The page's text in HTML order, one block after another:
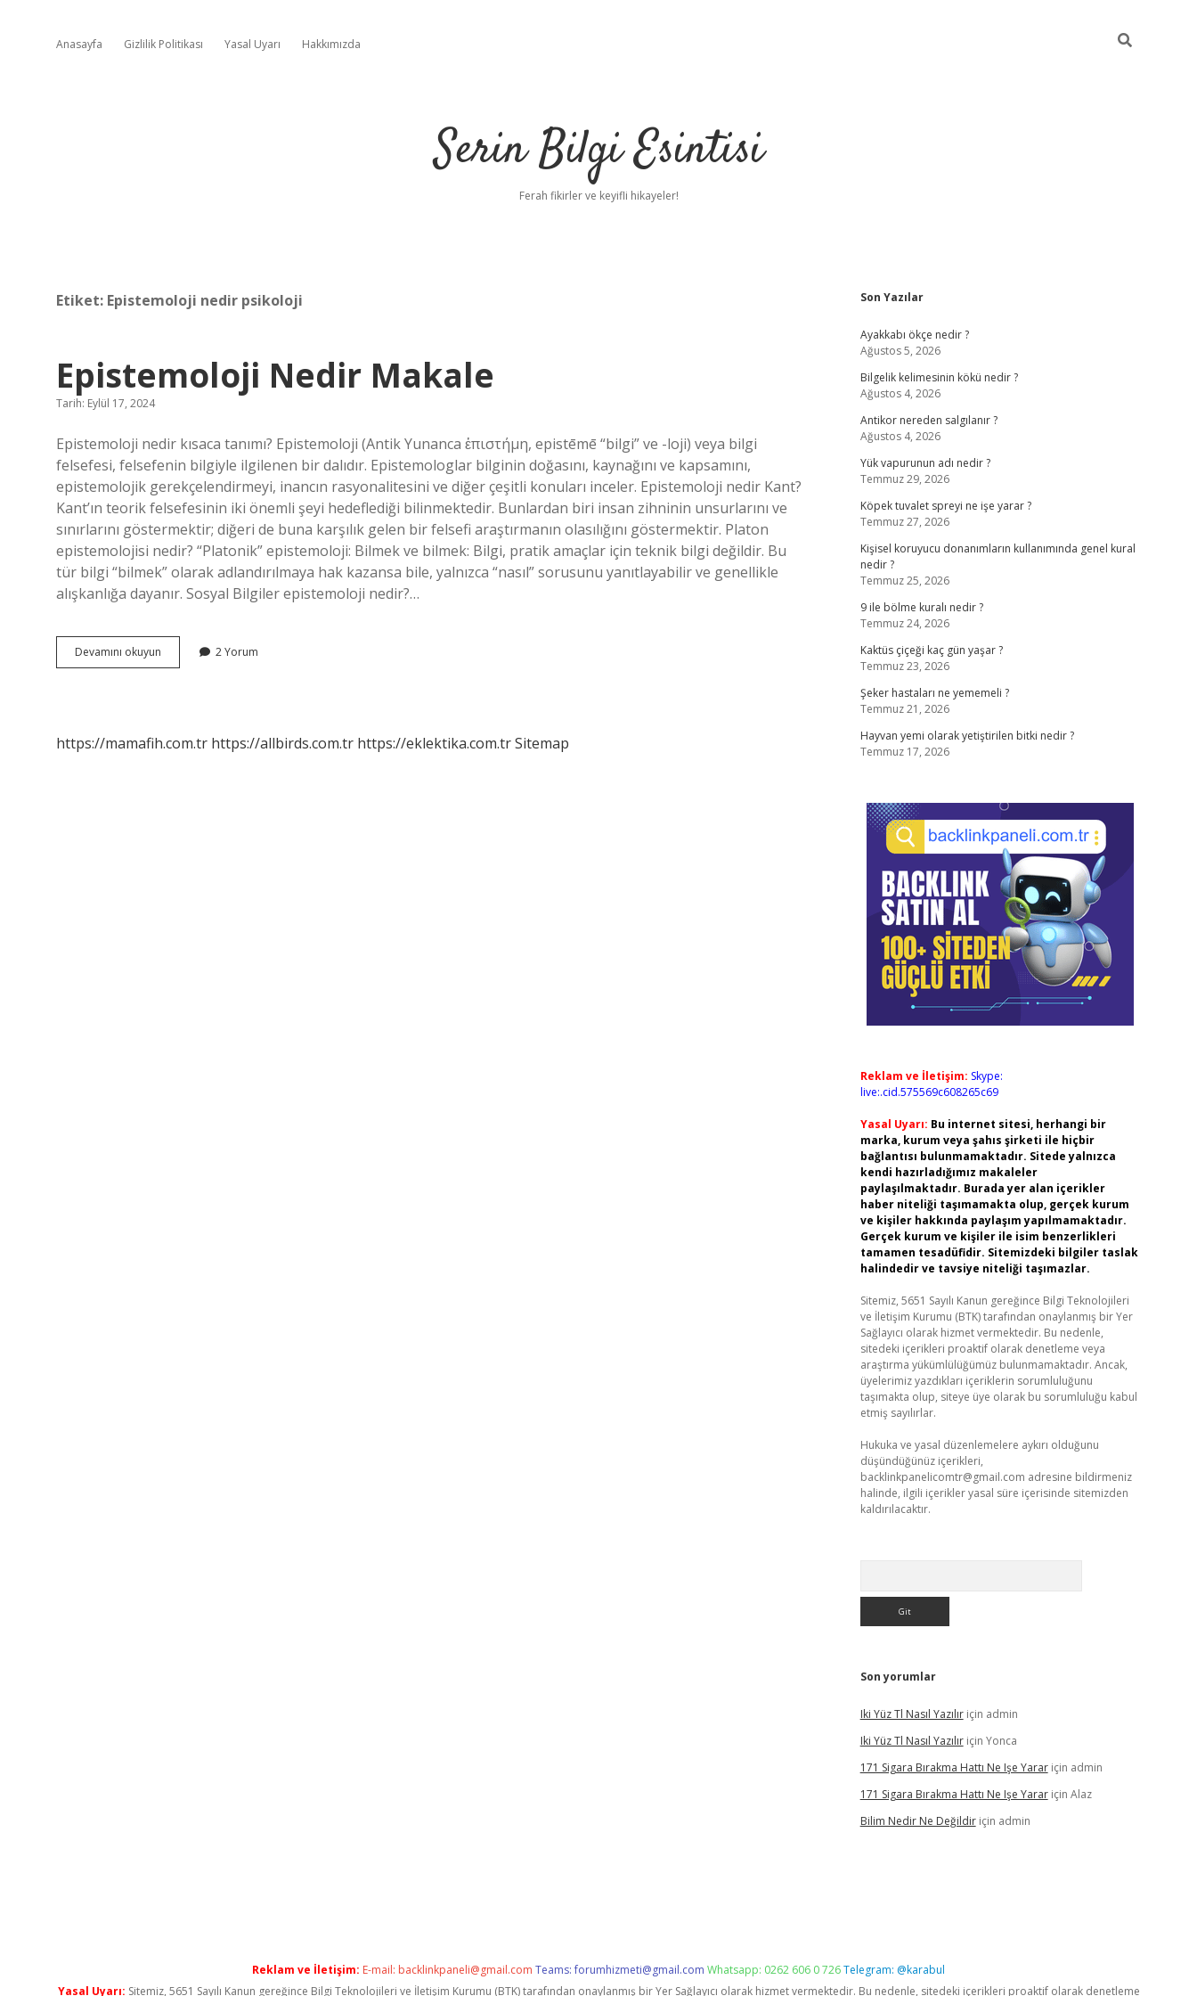
Anasayfa Gizlilik Politikası Yasal Uyarı Hakkımızda
Serin Bilgi Esintisi
Ferah fikirler ve keyifli hikayeler!
Etiket: Epistemoloji nedir psikoloji
Epistemoloji Nedir Makale
Tarih: Eylül 17, 2024
Epistemoloji nedir kısaca tanımı? Epistemoloji (Antik Yunanca ἐπιστήμη, epistēmē “bilgi” ve -loji) veya bilgi
felsefesi, felsefenin bilgiyle ilgilenen bir dalıdır. Epistemologlar bilginin doğasını, kaynağını ve kapsamını,
epistemolojik gerekçelendirmeyi, inancın rasyonalitesini ve diğer çeşitli konuları inceler. Epistemoloji nedir Kant?
Kant’ın teorik felsefesinin iki önemli şeyi hedeflediği bilinmektedir. Bunlardan biri insan zihninin unsurlarını ve
sınırlarını göstermektir; diğeri de buna karşılık gelen bir felsefi araştırmanın olasılığını göstermektir. Platon
epistemolojisi nedir? “Platonik” epistemoloji: Bilmek ve bilmek: Bilgi, pratik amaçlar için teknik bilgi değildir. Bu
tür bilgi “bilmek” olarak adlandırılmaya hak kazansa bile, yalnızca “nasıl” sorusunu yanıtlayabilir ve genellikle
alışkanlığa dayanır. Sosyal Bilgiler epistemoloji nedir?…
Devamını okuyun Epistemoloji
Nedir
2 Yorum
https://mamafih.com.tr https://allbirds.com.tr https://eklektika.com.trSitemap
Sidebar
Son Yazılar
Ayakkabı ökçe nedir ?
Ağustos 5, 2026
Bilgelik kelimesinin kökü nedir ?
Ağustos 4, 2026
Antikor nereden salgılanır ?
Ağustos 4, 2026
Yük vapurunun adı nedir ?
Temmuz 29, 2026
Köpek tuvalet spreyi ne işe yarar ?
Temmuz 27, 2026
Kişisel koruyucu donanımların kullanımında genel kural
nedir ?
Temmuz 25, 2026
9 ile bölme kuralı nedir ?
Temmuz 24, 2026
Kaktüs çiçeği kaç gün yaşar ?
Temmuz 23, 2026
Şeker hastaları ne yememeli ?
Temmuz 21, 2026
Hayvan yemi olarak yetiştirilen bitki nedir ?
Temmuz 17, 2026
Reklam ve İletişim: Skype:
live:.cid.575569c608265c69
Yasal Uyarı: Bu internet sitesi, herhangi bir
marka, kurum veya şahıs şirketi ile hiçbir
bağlantısı bulunmamaktadır. Sitede yalnızca
kendi hazırladığımız makaleler
paylaşılmaktadır. Burada yer alan içerikler
haber niteliği taşımamakta olup, gerçek kurum
ve kişiler hakkında paylaşım yapılmamaktadır.
Gerçek kurum ve kişiler ile isim benzerlikleri
tamamen tesadüfidir. Sitemizdeki bilgiler taslak
halindedir ve tavsiye niteliği taşımazlar.
Sitemiz, 5651 Sayılı Kanun gereğince Bilgi Teknolojileri
ve İletişim Kurumu (BTK) tarafından onaylanmış bir Yer
Sağlayıcı olarak hizmet vermektedir. Bu nedenle,
sitedeki içerikleri proaktif olarak denetleme veya
araştırma yükümlülüğümüz bulunmamaktadır. Ancak,
üyelerimiz yazdıkları içeriklerin sorumluluğunu
taşımakta olup, siteye üye olarak bu sorumluluğu kabul
etmiş sayılırlar.
Hukuka ve yasal düzenlemelere aykırı olduğunu
düşündüğünüz içerikleri,
backlinkpanelicomtr@gmail.com adresine bildirmeniz
halinde, ilgili içerikler yasal süre içerisinde sitemizden
kaldırılacaktır.
Son yorumlar
Iki Yüz Tl Nasıl Yazılıriçin admin
Iki Yüz Tl Nasıl Yazılıriçin Yonca
171 Sigara Bırakma Hattı Ne Işe Yarariçin admin
171 Sigara Bırakma Hattı Ne Işe Yarariçin Alaz
Bilim Nedir Ne Değildiriçin admin
Reklam ve İletişim: E-mail: backlinkpaneli@gmail.com Teams:forumhizmeti@gmail.com Whatsapp: 0262 606 0 726Telegram: @karabul
Yasal Uyarı: Sitemiz, 5651 Sayılı Kanun gereğince Bilgi Teknolojileri ve İletişim Kurumu (BTK) tarafından onaylanmış bir Yer Sağlayıcı olarak hizmet vermektedir. Bu nedenle, sitedeki içerikleri proaktif olarak denetleme